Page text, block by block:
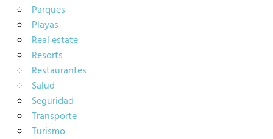
Parques
Playas
Real estate
Resorts
Restaurantes
Salud
Seguridad
Transporte
Turismo